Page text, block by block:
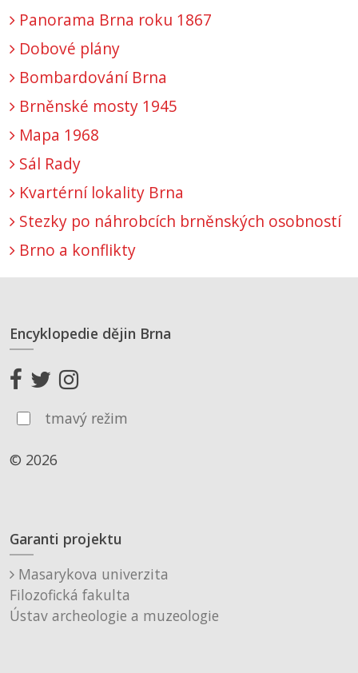
Panorama Brna roku 1867
Dobové plány
Bombardování Brna
Brněnské mosty 1945
Mapa 1968
Sál Rady
Kvartérní lokality Brna
Stezky po náhrobcích brněnských osobností
Brno a konflikty
Encyklopedie dějin Brna
tmavý režim
© 2026
Garanti projektu
Masarykova univerzita
Filozofická fakulta
Ústav archeologie a muzeologie